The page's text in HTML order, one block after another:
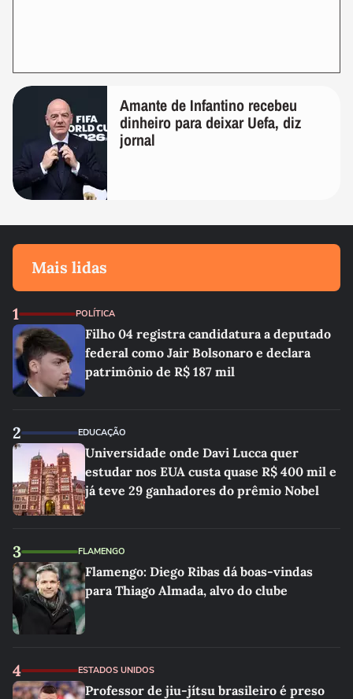
Amante de Infantino recebeu
dinheiro para deixar Uefa, diz
jornal
Mais lidas
1 POLÍTICA
Filho 04 registra candidatura a deputado
federal como Jair Bolsonaro e declara
patrimônio de R$ 187 mil
2 EDUCAÇÃO
Universidade onde Davi Lucca quer
estudar nos EUA custa quase R$ 400 mil e
já teve 29 ganhadores do prêmio Nobel
3 FLAMENGO
Flamengo: Diego Ribas dá boas-vindas
para Thiago Almada, alvo do clube
4 ESTADOS UNIDOS
Professor de jiu-jítsu brasileiro é preso